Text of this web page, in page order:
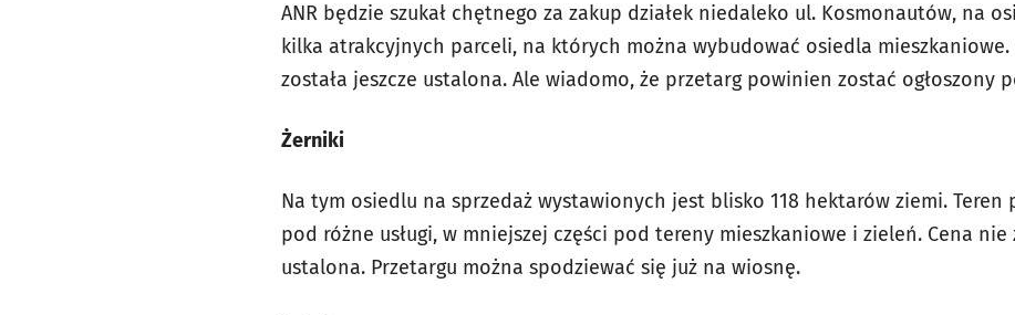
ANR będzie szukał chętnego za zakup działek niedaleko ul. Kosmonautów, na
kilka atrakcyjnych parceli, na których można wybudować osiedla mieszkaniowe.
została jeszcze ustalona. Ale wiadomo, że przetarg powinien zostać ogłoszony
Żerniki
Na tym osiedlu na sprzedaż wystawionych jest blisko 118 hektarów ziemi. Teren
pod różne usługi, w mniejszej części pod tereny mieszkaniowe i zieleń. Cena nie
ustalona. Przetargu można spodziewać się już na wiosnę.